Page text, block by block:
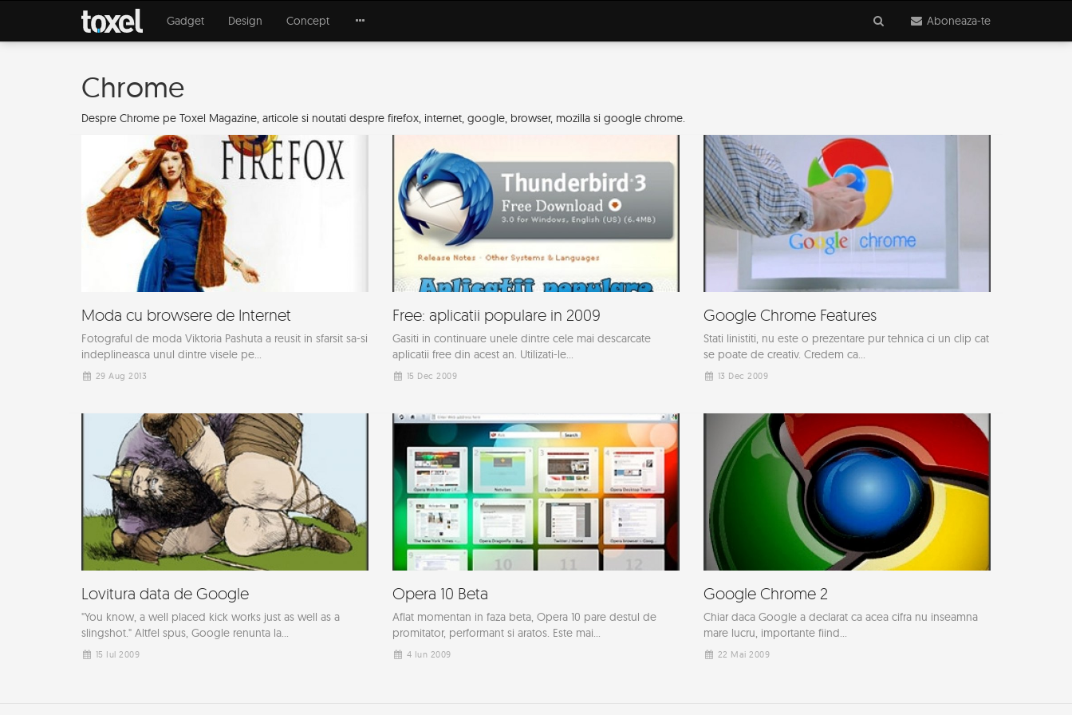
Aboneaza-te
Gadget Design Concept
Chrome
Despre Chrome pe Toxel Magazine, articole si noutati despre firefox, internet, google, browser, mozilla si google chrome.
Moda cu browsere de Internet
Fotograful de moda Viktoria Pashuta a reusit in sfarsit sa-si
indeplineasca unul dintre visele pe...
29 Aug 2013
Free: aplicatii populare in 2009
Gasiti in continuare unele dintre cele mai descarcate
aplicatii free din acest an. Utilizati-le...
15 Dec 2009
Google Chrome Features
Stati linistiti, nu este o prezentare pur tehnica ci un clip cat
se poate de creativ. Credem ca...
13 Dec 2009
Lovitura data de Google
"You know, a well placed kick works just as well as a
slingshot." Altfel spus, Google renunta la...
15 Iul 2009
Opera 10 Beta
Aflat momentan in faza beta, Opera 10 pare destul de
promitator, performant si aratos. Este mai...
4 Iun 2009
Google Chrome 2
Chiar daca Google a declarat ca acea cifra nu inseamna
mare lucru, importante fiind...
22 Mai 2009